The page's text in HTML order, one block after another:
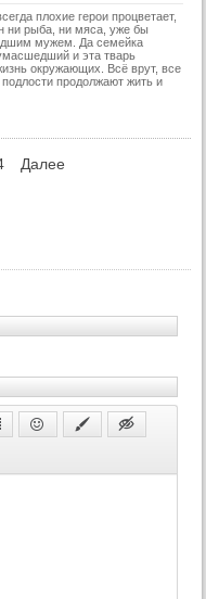
плохие герои процветает,
ни рыба, ни мяса, уже бы
мужем. Да семейка
и эта тварь
окружающих. Всё врут, все
продолжают жить и
Далее